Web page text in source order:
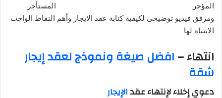
المؤجر المستأجر
ومرفق فيديو توضيحى لكيفية كتابة عقد الايجار وأهم النقاط الواجب
الانتباه لها
انتهاء –افضل صيغة ونموذج لعقد إيجار
شقة
دعوي إخلاء لإنتهاء عقدالإيجار